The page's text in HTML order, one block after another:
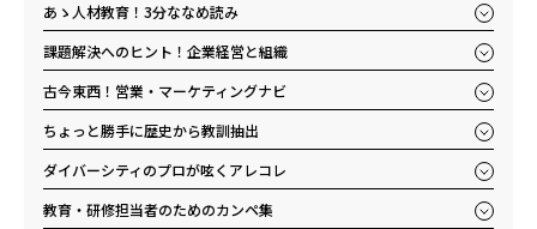
あゝ人材教育！3分ななめ読み
課題解決へのヒント！企業経営と組織
古今東西！営業・マーケティングナビ
ちょっと勝手に歴史から教訓抽出
ダイバーシティのプロが呟くアレコレ
教育・研修担当者のためのカンペ集